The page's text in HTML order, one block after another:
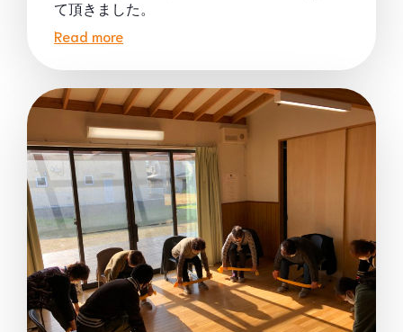
て頂きました。
Read more